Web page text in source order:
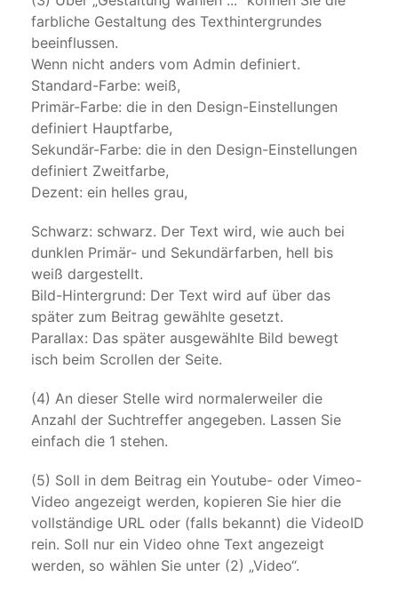
farbliche Gestaltung des Texthintergrundes
beeinflussen.
Wenn nicht anders vom Admin definiert.
Standard-Farbe: weiß,
Primär-Farbe: die in den Design-Einstellungen
definiert Hauptfarbe,
Sekundär-Farbe: die in den Design-Einstellungen
definiert Zweitfarbe,
Dezent: ein helles grau,
Schwarz: schwarz. Der Text wird, wie auch bei
dunklen Primär- und Sekundärfarben, hell bis
weiß dargestellt.
Bild-Hintergrund: Der Text wird auf über das
später zum Beitrag gewählte gesetzt.
Parallax: Das später ausgewählte Bild bewegt
isch beim Scrollen der Seite.
(4) An dieser Stelle wird normalerweiler die
Anzahl der Suchtreffer angegeben. Lassen Sie
einfach die 1 stehen.
(5) Soll in dem Beitrag ein Youtube- oder Vimeo-
Video angezeigt werden, kopieren Sie hier die
vollständige URL oder (falls bekannt) die VideoID
rein. Soll nur ein Video ohne Text angezeigt
werden, so wählen Sie unter (2) „Video“.